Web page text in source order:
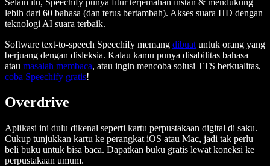
lebih dari 60 bahasa (dan terus bertambah). Akses suara HD dengan
teknologi AI suara terbaik.
Software text-to-speech Speechify memang dibuat untuk orang yang
berjuang dengan disleksia. Kalau kamu punya disabilitas bahasa
atau masalah membaca, atau ingin mencoba solusi TTS berkualitas,
coba Speechify gratis!
Overdrive
Aplikasi ini dulu dikenal seperti kartu perpustakaan digital di saku.
Cukup tunjukkan kartu ke perangkat iOS atau Mac, jadi tak perlu
beli buku untuk bisa baca. Dapatkan buku gratis lewat koneksi ke
perpustakaan umum.